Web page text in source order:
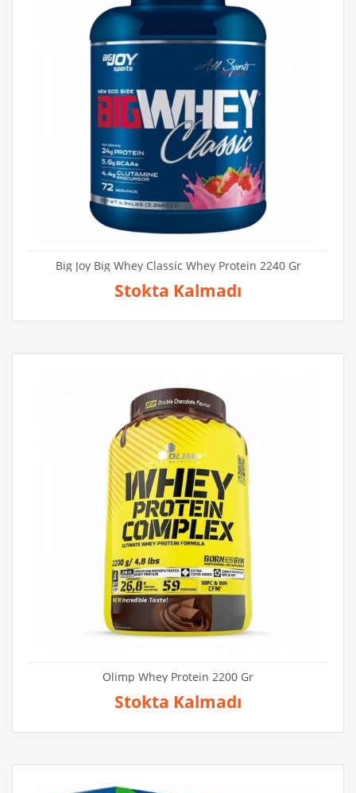
Big Joy Big Whey Classic Whey Protein 2240 Gr
Stokta Kalmadı
Olimp Whey Protein 2200 Gr
Stokta Kalmadı